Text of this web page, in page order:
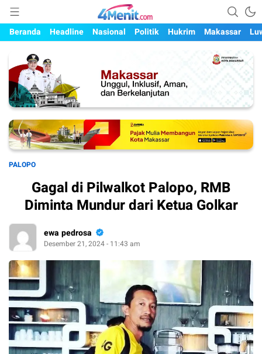
4menit.com
Mengungkap Kisah, Setiap Hari
Beranda
Headline Nasional Politik Hukrim Makassar
PALOPO
Gagal di Pilwalkot Palopo, RMB
Diminta Mundur dari Ketua Golkar
ewa pedrosa
Desember 21, 2024 - 11:43 am